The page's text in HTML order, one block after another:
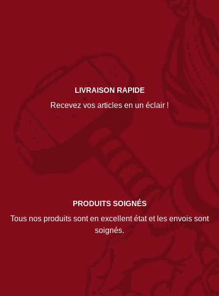
LIVRAISON RAPIDE
Recevez vos articles en un éclair !
PRODUITS SOIGNÉS
Tous nos produits sont en excellent état et les envois sont
soignés.